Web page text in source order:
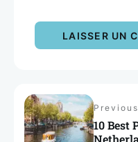
Previous
10 Best